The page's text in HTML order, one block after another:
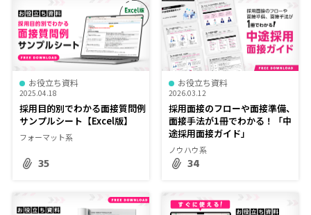
お役立ち資料
2025.04.18
採用目的別でわかる面接質問例
サンプルシート【Excel版】
フォーマット系
35
お役立ち資料
2026.03.12
採用面接のフローや面接準備、
面接手法が1冊でわかる！「中
途採用面接ガイド」
ノウハウ系
34